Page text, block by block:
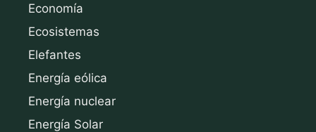
Economía
Ecosistemas
Elefantes
Energía eólica
Energía nuclear
Energía Solar